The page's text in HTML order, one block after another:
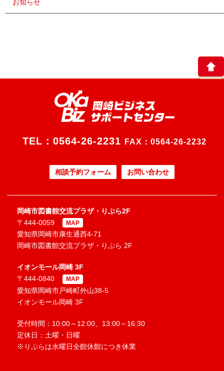
お知らせ
TEL： 0564-26-2231 FAX：0564-26-2232
相談予約フォーム お問い合わせ
岡崎市図書館交流プラザ・りぶら2F
〒444-0059
MAP
愛知県岡崎市康生通西4-71
岡崎市図書館交流プラザ・りぶら 2F
イオンモール岡崎 3F
〒444-0840
MAP
愛知県岡崎市戸崎町外山38-5
イオンモール岡崎 3F
受付時間：10:00～12:00、13:00～16:30
定休日：土曜・日曜
※りぶらは水曜日全館休館につき休業